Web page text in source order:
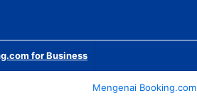
for Business
Mengenai Booking.com